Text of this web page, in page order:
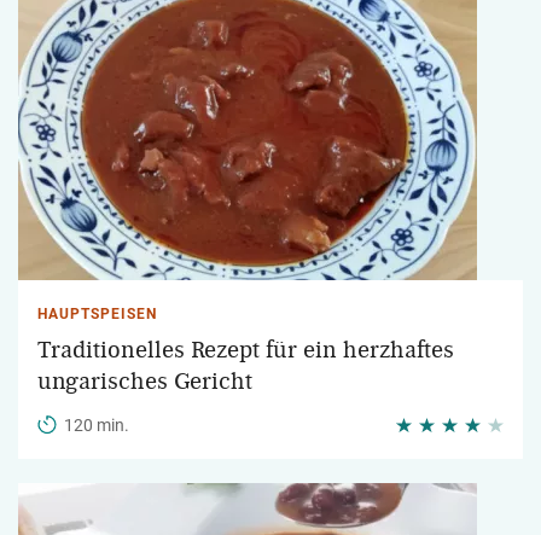
HAUPTSPEISEN
Traditionelles Rezept für ein herzhaftes
ungarisches Gericht
120 min.